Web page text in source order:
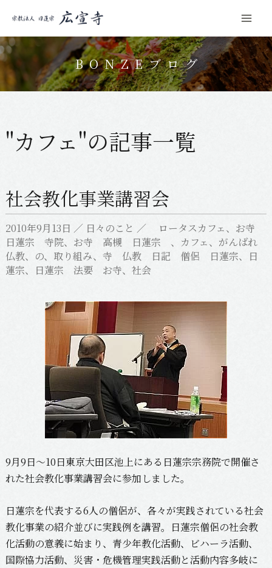
コ
ン
ン
ス
プ
BONZEブログ
"カフェ"の記事一覧
社会教化事業講習会
2010年9月13日 ／ 日々のこと ／ ロータスカフェ、 お寺
日蓮宗 寺院、 お寺 高槻 日蓮宗 、 カフェ、 がんばれ
仏教、 の、 取り組み、 寺 仏教 日記 僧侶 日蓮宗、
日
蓮宗、 日蓮宗 法要 お寺、 社会
9月9日〜10日東京大田区池上にある日蓮宗宗務院で開催さ
れた社会教化事業講習会に参加しました。
日蓮宗を代表する6人の僧侶が、各々が実践されている社会
教化事業の紹介並びに実践例を講習。日蓮宗僧侶の社会教
化活動の意義に始まり、青少年教化活動、ビハーラ活動、
国際協力活動、災害・危機管理実践活動と活動内容多岐に